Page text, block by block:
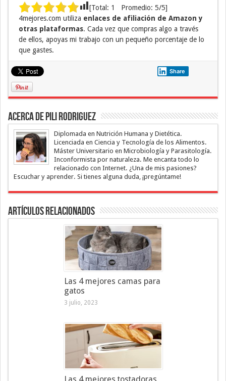
[Total: 1 Promedio: 5/5]
4mejores.com utiliza enlaces de afiliación de Amazon y
otras plataformas. Cada vez que compras algo a través
de ellos, apoyas mi trabajo con un pequeño porcentaje de lo
que gastes.
Share
Acerca de Pili Rodriguez
Diplomada en Nutrición Humana y Dietética.
Licenciada en Ciencia y Tecnología de los Alimentos.
Máster Universitario en Microbiología y Parasitología.
Inconformista por naturaleza. Me encanta todo lo
relacionado con Internet. ¿Una de mis pasiones?
Escuchar y aprender. Si tienes alguna duda, ¡pregúntame!
Artículos Relacionados
Las 4 mejores camas para
gatos
3 julio, 2023